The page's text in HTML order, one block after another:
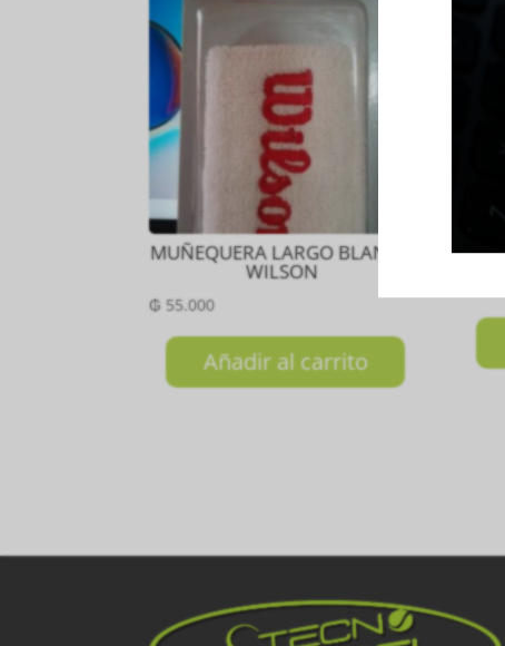
MUÑEQUERA LARGO BLANCO
WILSON
₲ 55.000
Añadir al carrito